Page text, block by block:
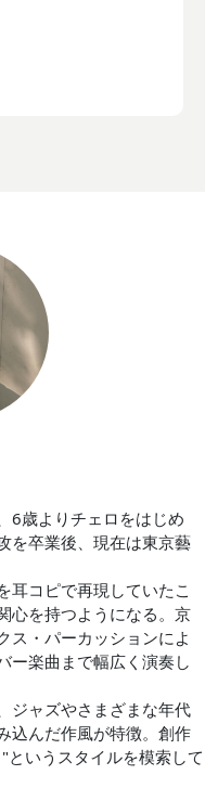
6歳よりチェロをはじめ
を卒業後、現在は東京藝
耳コピで再現していたこ
心を持つようになる。京
ス・パーカッションによ
ー楽曲まで幅広く演奏し
ジャズやさまざまな年代
込んだ作風が特徴。創作
いうスタイルを模索して